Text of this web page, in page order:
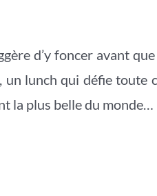
d’y foncer avant
un lunch qui défie toute
la plus belle du monde…